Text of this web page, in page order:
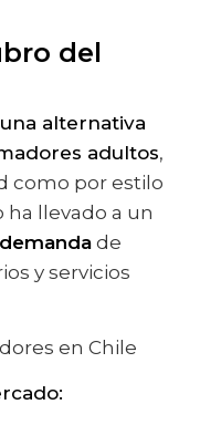
del
una alternativa
adultos,
como por estilo
ha llevado a un
de
y servicios